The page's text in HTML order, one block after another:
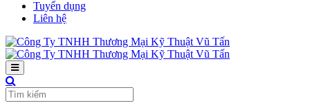
Tuyển dụng
Liên hệ